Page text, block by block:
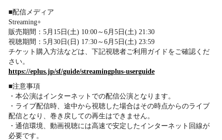
■配信メディア
Streaming+
販売期間：5月15日(土) 10:00～6月5日(土) 21:30
視聴期間：5月30日(日) 17:30～6月5日(土) 23:59
チケット購入方法などは、下記視聴者ご利用ガイドをご確認くだ
さい。
https://eplus.jp/sf/guide/streamingplus-userguide
■注意事項
・本公演はインターネットでの配信公演となります。
・ライブ配信時、途中から視聴した場合はその時点からのライブ
配信となり、巻き戻しての再生はできません。
・通信環境、動画視聴には高速で安定したインターネット回線が
必要です。